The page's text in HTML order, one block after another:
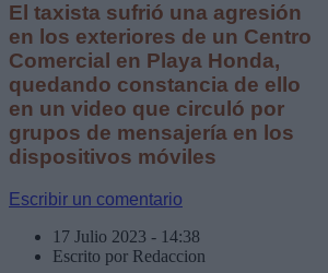
El taxista sufrió una agresión
en los exteriores de un Centro
Comercial en Playa Honda,
quedando constancia de ello
en un video que circuló por
grupos de mensajería en los
dispositivos móviles
Escribir un comentario
17 Julio 2023 - 14:38
Escrito por Redaccion